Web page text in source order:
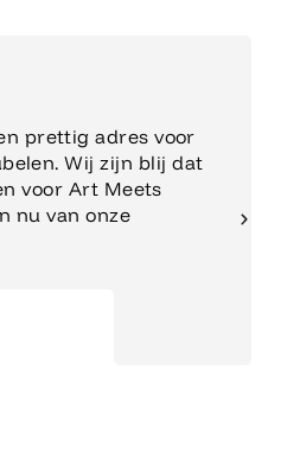
prettig adres voor
Wij zijn blij dat
voor Art Meets
nu van onze